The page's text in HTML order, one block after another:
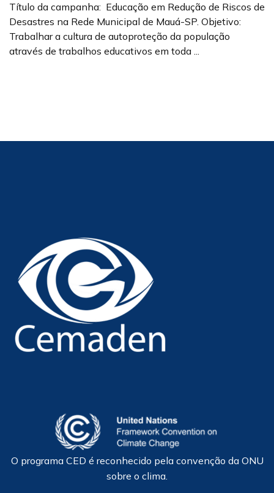
Título da campanha: Educação em Redução de Riscos de
Desastres na Rede Municipal de Mauá-SP. Objetivo:
Trabalhar a cultura de autoproteção da população
através de trabalhos educativos em toda ...
O programa CED é reconhecido pela convenção da ONU
sobre o clima.